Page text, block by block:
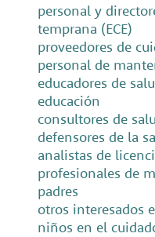
personal y
temprana (ECE)
proveedores de
personal de
educadores de
educación
consultores de
defensores de la
analistas de
profesionales de
padres
otros interesados
niños en el